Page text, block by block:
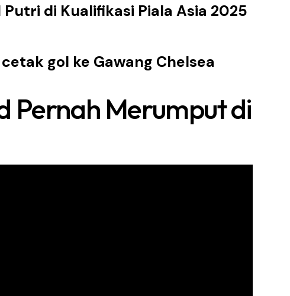
di Kualifikasi Piala Asia 2025
gol ke Gawang Chelsea
Pernah Merumput di